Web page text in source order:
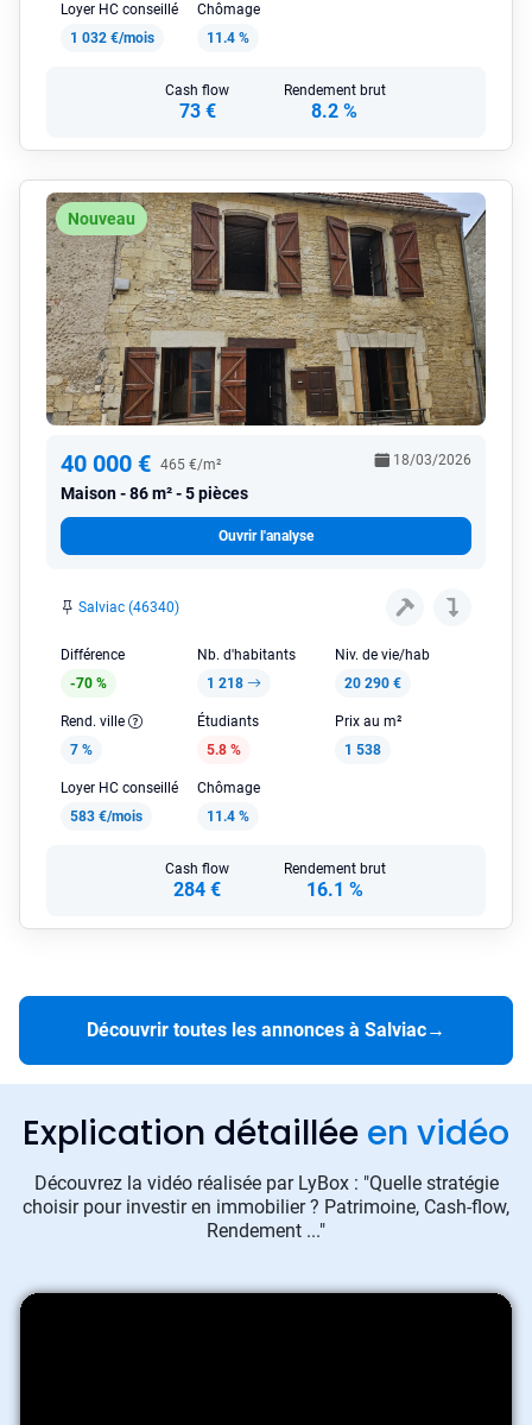
Loyer HC conseillé
1 032 €/mois
Chômage
11.4 %
Cash flow
73 €
Rendement brut
8.2 %
Nouveau
40 000 € 465 €/m²
Maison 86 m² - 5 pièces
18/03/2026
Ouvrir l'analyse
Salviac (46340)
Différence
-70 %
Nb. d'habitants
1 218
Niv. de vie/hab
20 290 €
Rend. ville
7 %
Étudiants
5.8 %
Prix au m²
1 538
Loyer HC conseillé
583 €/mois
Chômage
11.4 %
Cash flow
284 €
Rendement brut
16.1 %
Découvrir toutes les annonces à Salviac→
Explication détaillée en vidéo
Découvrez la vidéo réalisée par LyBox : "Quelle stratégie
choisir pour investir en immobilier ? Patrimoine, Cash-flow,
Rendement ..."